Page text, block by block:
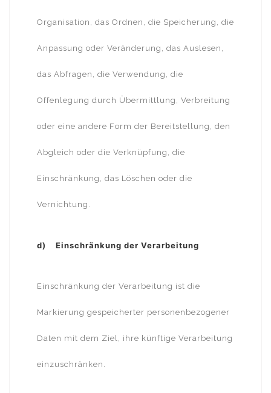
Organisation, das Ordnen, die Speicherung, die
Anpassung oder Veränderung, das Auslesen,
das Abfragen, die Verwendung, die
Offenlegung durch Übermittlung, Verbreitung
oder eine andere Form der Bereitstellung, den
Abgleich oder die Verknüpfung, die
Einschränkung, das Löschen oder die
Vernichtung.
d) Einschränkung der Verarbeitung
Einschränkung der Verarbeitung ist die
Markierung gespeicherter personenbezogener
Daten mit dem Ziel, ihre künftige Verarbeitung
einzuschränken.